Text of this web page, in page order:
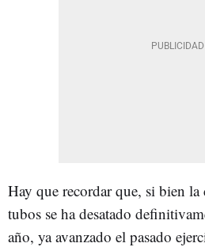
Hay que recordar que, si bien
tubos se ha desatado
año, ya avanzado el pasado